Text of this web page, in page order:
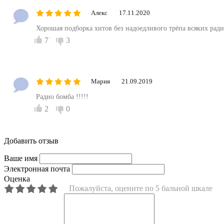
Алекс 17.11.2020
Хорошая подборка хитов без надоедливого трёпа всяких
7 3
Мария 21.09.2019
Радио бомба !!!!!
2 0
Добавить отзыв
Ваше имя
Электронная почта
Оценка
Пожалуйста, оцените по 5 бальной шкале